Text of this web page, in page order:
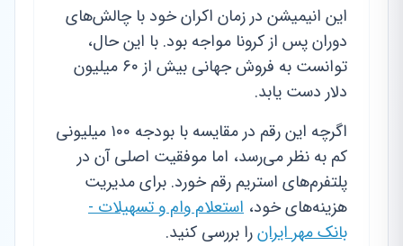
این انیمیشن در زمان اکران خود با چالش‌های
دوران پس از کرونا مواجه بود. با این حال،
توانست به فروش جهانی بیش از ۶۰ میلیون
دلار دست یابد.
اگرچه این رقم در مقایسه با بودجه ۱۰۰ میلیونی
کم به نظر می‌رسد، اما موفقیت اصلی آن در
پلتفرم‌های استریم رقم خورد. برای مدیریت
هزینه‌های خود، استعلام وام و تسهیلات -
بانک مهر ایرانرا بررسی کنید.